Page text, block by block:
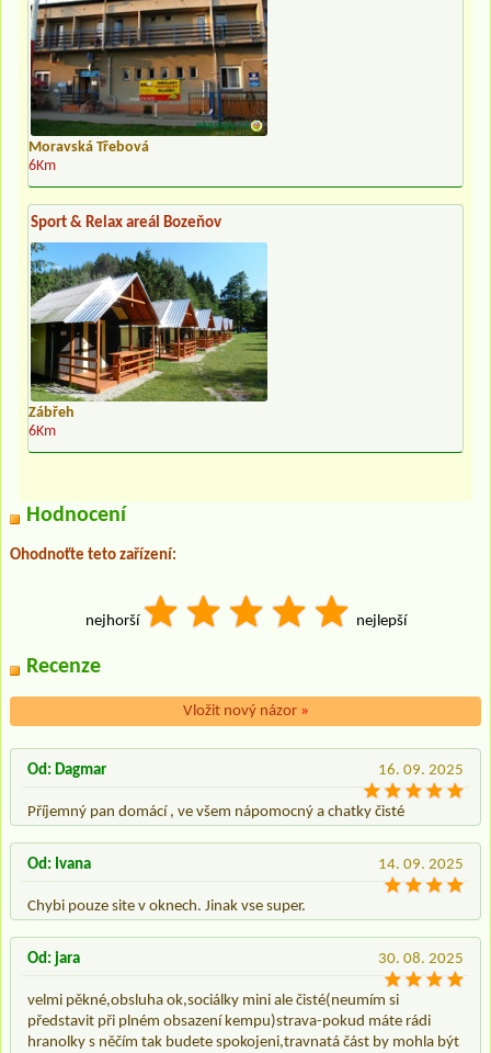
Moravská Třebová
6Km
Sport & Relax areál Bozeňov
Zábřeh
6Km
Hodnocení
Ohodnoťte teto zařízení:
nejhorší nejlepší
Recenze
Vložit nový názor »
16. 09. 2025
Od: Dagmar
Příjemný pan domácí , ve všem nápomocný a chatky čisté
14. 09. 2025
Od: Ivana
Chybi pouze site v oknech. Jinak vse super.
30. 08. 2025
Od: jara
velmi pěkné,obsluha ok,sociálky mini ale čisté(neumím si
představit při plném obsazení kempu)strava-pokud máte rádi
hranolky s něčím tak budete spokojeni,travnatá část by mohla být